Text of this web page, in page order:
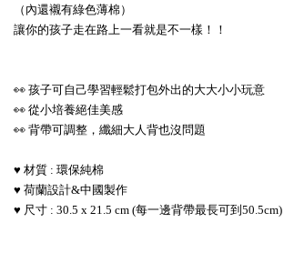
（內還襯有綠色薄棉）
讓你的孩子走在路上一看就是不一樣！！
👀 孩子可自己學習輕鬆打包外出的大大小小玩意
👀 從小培養絕佳美感
👀 背帶可調整，纖細大人背也沒問題
♥ 材質 : 環保純棉
♥ 荷蘭設計&中國製作
♥ 尺寸 : 30.5 x 21.5 cm (每一邊背帶最長可到50.5cm)